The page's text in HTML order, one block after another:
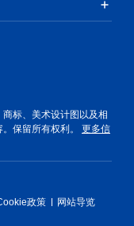
标、美术设计图以及相
保留所有权利。 更多信
政策 网站导览